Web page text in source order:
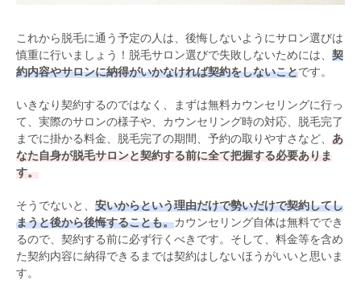
これから脱毛に通う予定の人は、後悔しないようにサロン選びは
慎重に行いましょう！脱毛サロン選びで失敗しないためには、 契
約内容やサロンに納得がいかなければ契約をしないことです。
いきなり契約するのではなく、まずは無料カウンセリングに行っ
て、実際のサロンの様子や、カウンセリング時の対応、脱毛完了
までに掛かる料金、脱毛完了の期間、予約の取りやすさなど、 あ
なた自身が脱毛サロンと契約する前に全て把握する必要ありま
す。
そうでないと、 安いからという理由だけで勢いだけで契約してし
まうと後から後悔することも。カウンセリング自体は無料ででき
るので、契約する前に必ず行くべきです。そして、料金等を含め
た契約内容に納得できるまでは契約はしないほうがいいと思いま
す。